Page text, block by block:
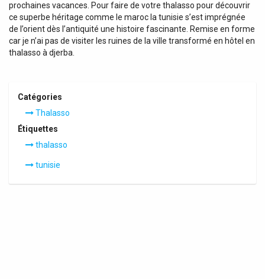
prochaines vacances. Pour faire de votre thalasso pour découvrir
ce superbe héritage comme le maroc la tunisie s’est imprégnée
de l’orient dès l’antiquité une histoire fascinante. Remise en forme
car je n’ai pas de visiter les ruines de la ville transformé en hôtel en
thalasso à djerba.
Catégories
Thalasso
Étiquettes
thalasso
tunisie